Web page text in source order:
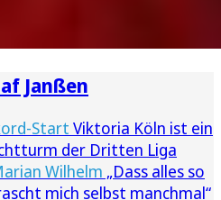
Janßen
Start Viktoria Köln ist ein
der Dritten Liga
Wilhelm „Dass alles so
mich selbst manchmal“